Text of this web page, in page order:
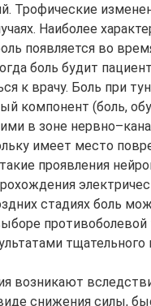
Трофические
Наиболее
появляется во
боль будит
к врачу. Боль при
компонент (боль,
в зоне
имеет место
проявления
стадиях боль
противоболевой
тщательного
возникают
снижения силы,